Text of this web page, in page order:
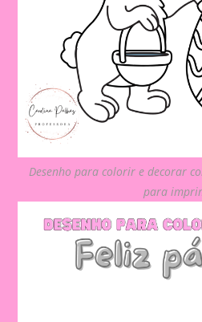
Desenho para colorir e decorar
para